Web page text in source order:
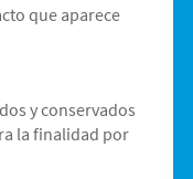
que aparece
y conservados
la finalidad por